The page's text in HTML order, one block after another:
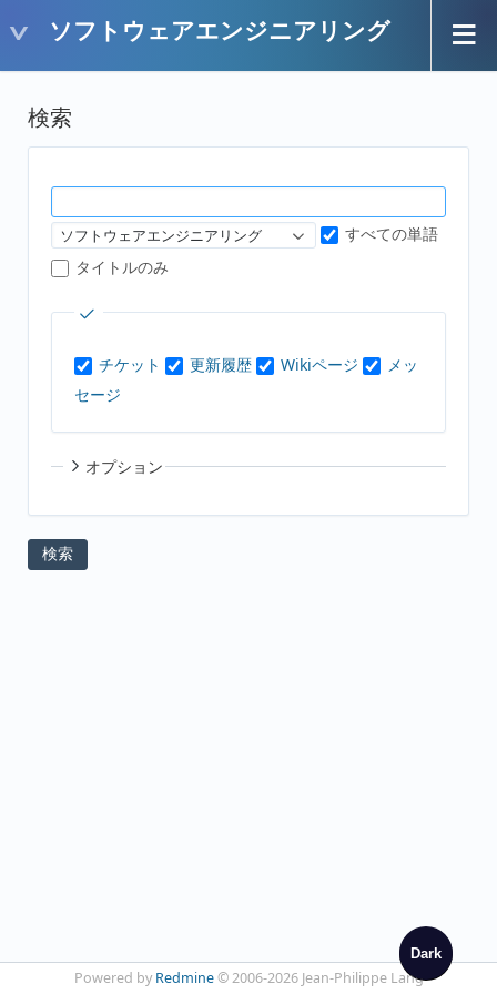
Dark
ソフトウェアエンジニアリング
検索
ソフトウェアエンジニアリング
すべての単語
タイトルのみ
チケット 更新履歴 Wikiページ
メッ
セージ
オプション
Powered by Redmine© 2006-2026 Jean-Philippe Lang